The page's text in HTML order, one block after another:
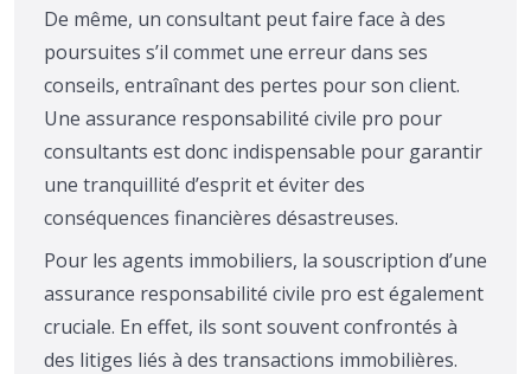
De même, un consultant peut faire face à des
poursuites s’il commet une erreur dans ses
conseils, entraînant des pertes pour son client.
Une assurance responsabilité civile pro pour
consultants est donc indispensable pour garantir
une tranquillité d’esprit et éviter des
conséquences financières désastreuses.
Pour les agents immobiliers, la souscription d’une
assurance responsabilité civile pro est également
cruciale. En effet, ils sont souvent confrontés à
des litiges liés à des transactions immobilières.